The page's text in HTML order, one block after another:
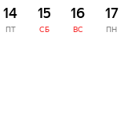
14
ПТ
15
СБ
16
ВС
17
ПН